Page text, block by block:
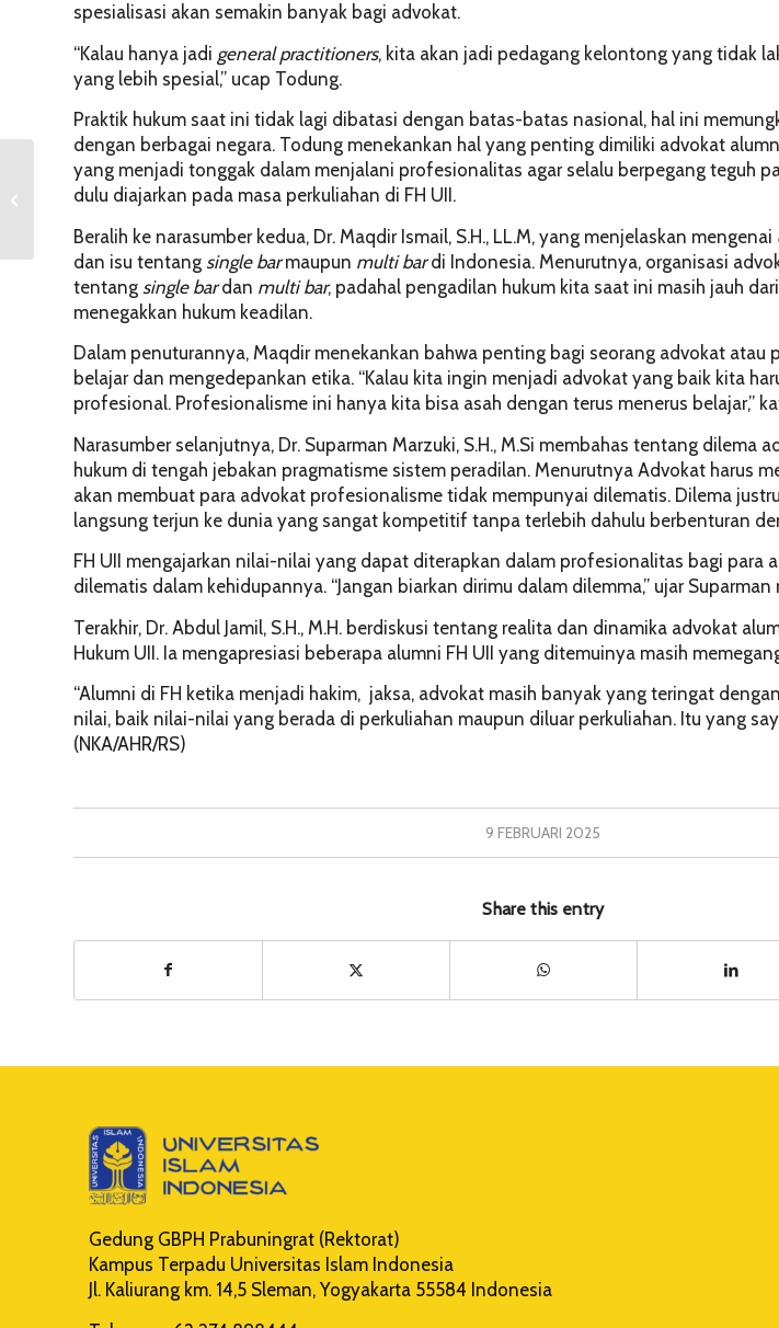
spesialisasi akan semakin banyak bagi advokat.
“Kalau hanya jadi general practitioners, kita akan jadi pedagang kelontong yang tidak
yang lebih spesial,” ucap Todung.
Praktik hukum saat ini tidak lagi dibatasi dengan batas-batas nasional, hal ini
dengan berbagai negara. Todung menekankan hal yang penting dimiliki advokat
yang menjadi tonggak dalam menjalani profesionalitas agar selalu berpegang teguh
dulu diajarkan pada masa perkuliahan di FH UII.
Beralih ke narasumber kedua, Dr. Maqdir Ismail, S.H., LL.M, yang menjelaskan mengenai
dan isu tentang single barmaupun multi bardi Indonesia. Menurutnya, organisasi
tentang single bardan multi bar, padahal pengadilan hukum kita saat ini masih jauh dari
menegakkan hukum keadilan.
Dalam penuturannya, Maqdir menekankan bahwa penting bagi seorang advokat atau
belajar dan mengedepankan etika. “Kalau kita ingin menjadi advokat yang baik kita
profesional. Profesionalisme ini hanya kita bisa asah dengan terus menerus belajar,”
Narasumber selanjutnya, Dr. Suparman Marzuki, S.H., M.Si membahas tentang dilema
hukum di tengah jebakan pragmatisme sistem peradilan. Menurutnya Advokat harus
akan membuat para advokat profesionalisme tidak mempunyai dilematis. Dilema
langsung terjun ke dunia yang sangat kompetitif tanpa terlebih dahulu berbenturan
FH UII mengajarkan nilai-nilai yang dapat diterapkan dalam profesionalitas bagi para
dilematis dalam kehidupannya. “Jangan biarkan dirimu dalam dilemma,” ujar
Terakhir, Dr. Abdul Jamil, S.H., M.H. berdiskusi tentang realita dan dinamika advokat
Hukum UII. Ia mengapresiasi beberapa alumni FH UII yang ditemuinya masih
“Alumni di FH ketika menjadi hakim, jaksa, advokat masih banyak yang teringat
nilai, baik nilai-nilai yang berada di perkuliahan maupun diluar perkuliahan. Itu yang
(NKA/AHR/RS)
9 FEBRUARI 2025
Share this entry
Gedung GBPH Prabuningrat (Rektorat)
Kampus Terpadu Universitas Islam Indonesia
Jl. Kaliurang km. 14,5 Sleman, Yogyakarta 55584 Indonesia
Bedah Pasal Tindak